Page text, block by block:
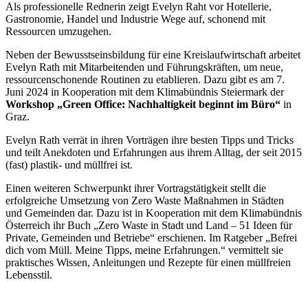
Als professionelle Rednerin zeigt Evelyn Raht vor Hotellerie,
Gastronomie, Handel und Industrie Wege auf, schonend mit
Ressourcen umzugehen.
Neben der Bewusstseinsbildung für eine Kreislaufwirtschaft arbeitet
Evelyn Rath mit Mitarbeitenden und Führungskräften, um neue,
ressourcenschonende Routinen zu etablieren. Dazu gibt es am 7.
Juni 2024 in Kooperation mit dem Klimabündnis Steiermark der
Workshop „Green Office: Nachhaltigkeit beginnt im Büro“ in
Graz.
Evelyn Rath verrät in ihren Vorträgen ihre besten Tipps und Tricks
und teilt Anekdoten und Erfahrungen aus ihrem Alltag, der seit 2015
(fast) plastik- und müllfrei ist.
Einen weiteren Schwerpunkt ihrer Vortragstätigkeit stellt die
erfolgreiche Umsetzung von Zero Waste Maßnahmen in Städten
und Gemeinden dar. Dazu ist in Kooperation mit dem Klimabündnis
Österreich ihr Buch „Zero Waste in Stadt und Land – 51 Ideen für
Private, Gemeinden und Betriebe“ erschienen. Im Ratgeber „Befrei
dich vom Müll. Meine Tipps, meine Erfahrungen.“ vermittelt sie
praktisches Wissen, Anleitungen und Rezepte für einen müllfreien
Lebensstil.